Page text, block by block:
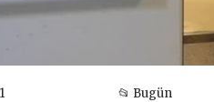
📂 Bugün